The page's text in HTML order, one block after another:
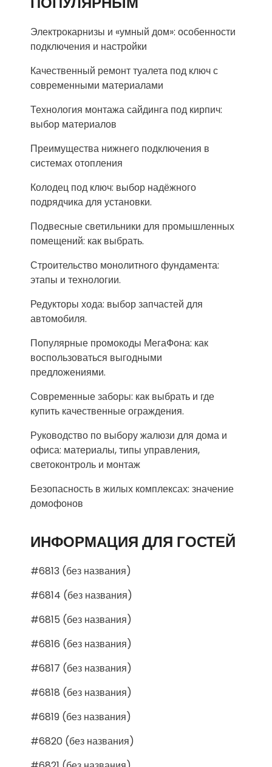
Электрокарнизы и «умный дом»: особенности
подключения и настройки
Качественный ремонт туалета под ключ с
современными материалами
Технология монтажа сайдинга под кирпич:
выбор материалов
Преимущества нижнего подключения в
системах отопления
Колодец под ключ: выбор надёжного
подрядчика для установки.
Подвесные светильники для промышленных
помещений: как выбрать.
Строительство монолитного фундамента:
этапы и технологии.
Редукторы хода: выбор запчастей для
автомобиля.
Популярные промокоды МегаФона: как
воспользоваться выгодными
предложениями.
Современные заборы: как выбрать и где
купить качественные ограждения.
Руководство по выбору жалюзи для дома и
офиса: материалы, типы управления,
светоконтроль и монтаж
Безопасность в жилых комплексах: значение
домофонов
ИНФОРМАЦИЯ ДЛЯ ГОСТЕЙ
#6813 (без названия)
#6814 (без названия)
#6815 (без названия)
#6816 (без названия)
#6817 (без названия)
#6818 (без названия)
#6819 (без названия)
#6820 (без названия)